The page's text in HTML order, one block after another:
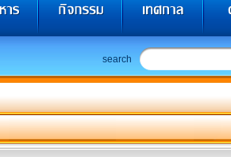
search